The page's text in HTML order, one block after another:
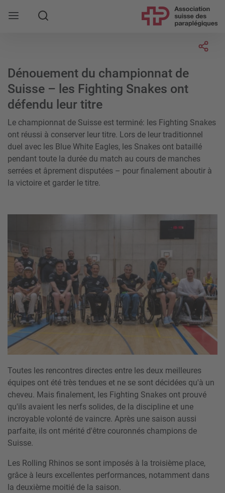
Rechercher
Dénouement du championnat de
Suisse – les Fighting Snakes ont
défendu leur titre
Le championnat de Suisse est terminé: les Fighting Snakes
ont réussi à conserver leur titre. Lors de leur traditionnel
duel avec les Blue White Eagles, les Snakes ont bataillé
pendant toute la durée du match au cours de manches
serrées et âprement disputées – pour finalement aboutir à
la victoire et garder le titre.
Toutes les rencontres directes entre les deux meilleures
équipes ont été très tendues et ne se sont décidées qu'à un
cheveu. Mais finalement, les Fighting Snakes ont prouvé
qu'ils avaient les nerfs solides, de la discipline et une
incroyable volonté de vaincre. Après une saison aussi
parfaite, ils ont mérité d'être couronnés champions de
Suisse.
Les Rolling Rhinos se sont imposés à la troisième place,
grâce à leurs excellentes performances, notamment dans
la deuxième moitié de la saison.